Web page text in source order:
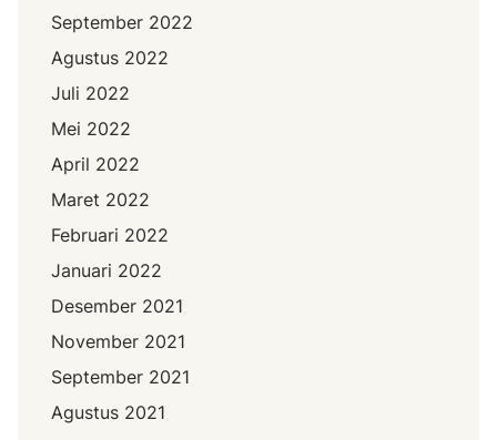
September 2022
Agustus 2022
Juli 2022
Mei 2022
April 2022
Maret 2022
Februari 2022
Januari 2022
Desember 2021
November 2021
September 2021
Agustus 2021